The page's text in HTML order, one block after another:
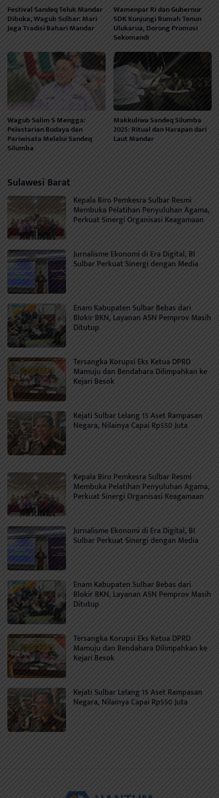
Festival Sandeq Teluk Mandar
Dibuka, Wagub Sulbar: Mari
Jaga Tradisi Bahari Mandar
Wamenpar RI dan Gubernur
SDK Kunjungi Rumah Tenun
Ulukarua, Dorong Promosi
Sekomandi
Wagub Salim S Mengga:
Pelestarian Budaya dan
Pariwisata Melalui Sandeq
Silumba
Makkuliwa Sandeq Silumba
2025: Ritual dan Harapan dari
Laut Mandar
Sulawesi Barat
Kepala Biro Pemkesra Sulbar Resmi
Membuka Pelatihan Penyuluhan Agama,
Perkuat Sinergi Organisasi Keagamaan
Jurnalisme Ekonomi di Era Digital, BI
Sulbar Perkuat Sinergi dengan Media
Enam Kabupaten Sulbar Bebas dari
Blokir BKN, Layanan ASN Pemprov Masih
Ditutup
Tersangka Korupsi Eks Ketua DPRD
Mamuju dan Bendahara Dilimpahkan ke
Kejari Besok
Kejati Sulbar Lelang 15 Aset Rampasan
Negara, Nilainya Capai Rp550 Juta
Kepala Biro Pemkesra Sulbar Resmi
Membuka Pelatihan Penyuluhan Agama,
Perkuat Sinergi Organisasi Keagamaan
Jurnalisme Ekonomi di Era Digital, BI
Sulbar Perkuat Sinergi dengan Media
Enam Kabupaten Sulbar Bebas dari
Blokir BKN, Layanan ASN Pemprov Masih
Ditutup
Tersangka Korupsi Eks Ketua DPRD
Mamuju dan Bendahara Dilimpahkan ke
Kejari Besok
Kejati Sulbar Lelang 15 Aset Rampasan
Negara, Nilainya Capai Rp550 Juta